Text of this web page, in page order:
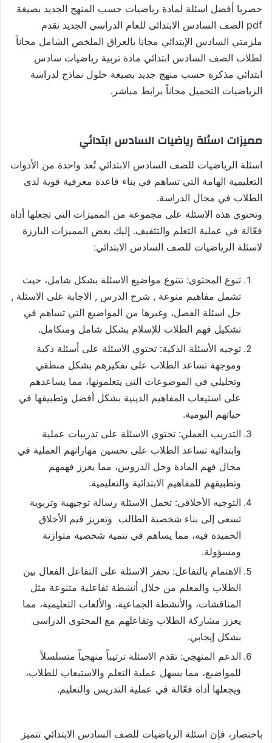
حصريا أفضل اسئلة لمادة رياضيات حسب المنهج الجديد بصيغة
pdf الصف السادس الابتدائى للعام الدراسي الجديد نقدم
ملزمتي السادس الإبتدائي مجانا بالعراق الملخص الشامل مجاناً
لطلاب الصف السادس ابتدائي مادة تربية رياضيات سادس
ابتدائي مذكرة حسب منهج جديد بصيغة حلول نماذج لدراسة
الرياضيات التحميل مجاناً برابط مباشر.
مميزات اسئلة رياضيات السادس ابتدائي
اسئلة الرياضيات للصف السادس الابتدائي تُعد واحدة من الأدوات
التعليمية الهامة التي تساهم في بناء قاعدة معرفية قوية لدى
الطلاب في مجال الدراسة.
وتحتوي هذه الاسئلة على مجموعة من المميزات التي تجعلها أداة
فعّالة في عملية التعلم والتثقيف. إليك بعض المميزات البارزة
لاسئلة الرياضيات للصف السادس الابتدائي:
تنوع المحتوى: تتنوع مواضيع الاسئلة بشكل شامل، حيث
تشمل مفاهيم منوعة , شرح الدرس , الاجابة على الاسئلة ,
حل اسئلة الفصل، وغيرها من المواضيع التي تساهم في
تشكيل فهم الطلاب للإسلام بشكل شامل ومتكامل.
توجيه الأسئلة الذكية: تحتوي الاسئلة على أسئلة ذكية
وموجهة تساعد الطلاب على تفكيرهم بشكل منطقي
وتحليلي في الموضوعات التي يتعلمونها، مما يساعدهم
على استيعاب المفاهيم الدينية بشكل أفضل وتطبيقها في
حياتهم اليومية.
التدريب العملي: تحتوي الاسئلة على تدريبات عملية
وابتدائية تساعد الطلاب على تحسين مهاراتهم العملية في
مجال فهم المادة وحل الدروس، مما يعزز فهمهم
وتطبيقهم للمفاهيم الابتدائية والتعليمية.
التوجيه الأخلاقي: تحمل الاسئلة رسالة توجيهية وتربوية
تسعى إلى بناء شخصية الطالب وتعزيز قيم الأخلاق
الحميدة فيه، مما يساهم في تنمية شخصية متوازنة
ومسؤولة.
الاهتمام بالتفاعل: تحفز الاسئلة على التفاعل الفعال بين
الطلاب والمعلم من خلال أنشطة تفاعلية متنوعة مثل
المناقشات، والأنشطة الجماعية، والألعاب التعليمية، مما
يعزز مشاركة الطلاب وتفاعلهم مع المحتوى الدراسي
بشكل إيجابي.
الدعم المنهجي: تقدم الاسئلة ترتيباً منهجياً متسلسلاً
للمواضيع، مما يسهل عملية التعلم والاستيعاب للطلاب،
ويجعلها أداة فعّالة في عملية التدريس والتعليم.
باختصار، فإن اسئلة الرياضيات للصف السادس الابتدائي تتميز